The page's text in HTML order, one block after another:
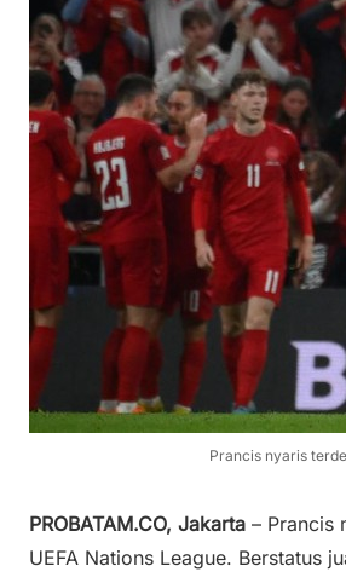
Prancis nyaris
PROBATAM.CO, Jakarta – Prancis
UEFA Nations League. Berstatus